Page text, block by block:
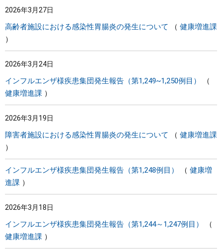
2026年3月27日
高齢者施設における感染性胃腸炎の発生について 健康増進課
2026年3月24日
インフルエンザ様疾患集団発生報告（第1,249~1,250例目）
健康増進課
2026年3月19日
障害者施設における感染性胃腸炎の発生について 健康増進課
インフルエンザ様疾患集団発生報告（第1,248例目）
健康増
進課
2026年3月18日
インフルエンザ様疾患集団発生報告（第1,244～1,247例目）
健康増進課